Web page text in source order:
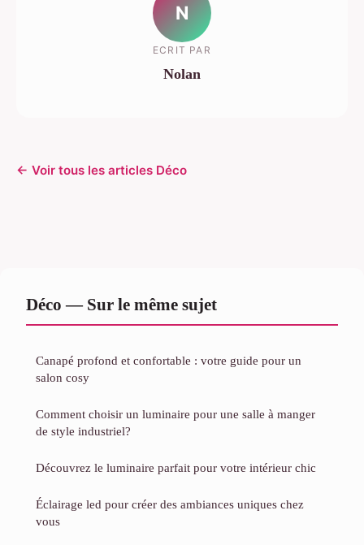
N
ECRIT PAR
Nolan
← Voir tous les articles Déco
Déco — Sur le même sujet
Canapé profond et confortable : votre guide pour un
salon cosy
Comment choisir un luminaire pour une salle à manger
de style industriel?
Découvrez le luminaire parfait pour votre intérieur chic
Éclairage led pour créer des ambiances uniques chez
vous